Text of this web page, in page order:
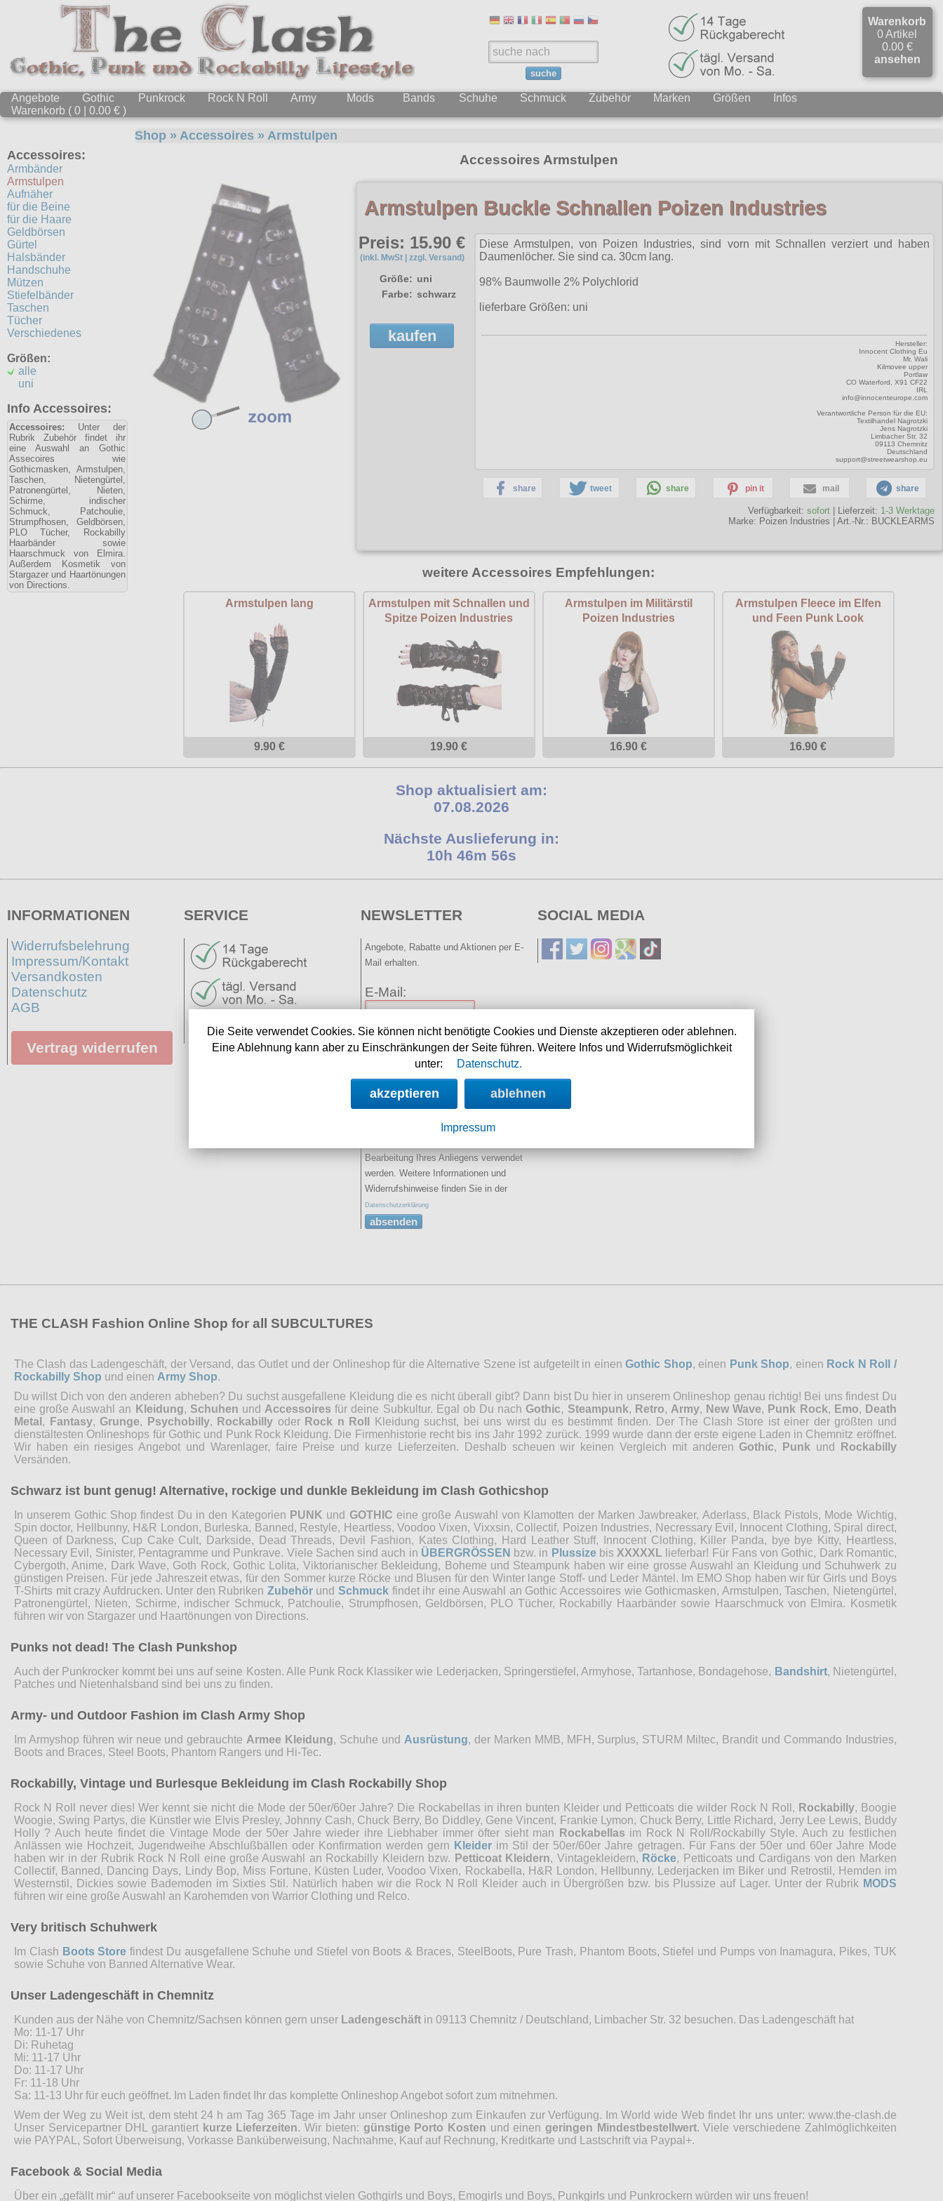
suche
Warenkorb
0 Artikel
0.00 €
ansehen
Angebote Gothic Punkrock Rock N Roll Army Mods Bands Schuhe Schmuck Zubehör Marken Größen
Infos
Warenkorb ( 0 | 0.00 € )
Accessoires:
Armbänder
Armstulpen
Aufnäher
für die Beine
für die Haare
Geldbörsen
Gürtel
Halsbänder
Handschuhe
Mützen
Stiefelbänder
Taschen
Tücher
Verschiedenes
Größen:
alle
uni
Info Accessoires:
Accessoires: Unter der
Rubrik Zubehör findet ihr
eine Auswahl an Gothic
Assecoires wie
Gothicmasken, Armstulpen,
Taschen, Nietengürtel,
Patronengürtel, Nieten,
Schirme, indischer
Schmuck, Patchoulie,
Strumpfhosen, Geldbörsen,
PLO Tücher, Rockabilly
Haarbänder sowie
Haarschmuck von Elmira.
Außerdem Kosmetik von
Stargazer und Haartönungen
von Directions.
Shop » Accessoires » Armstulpen
Accessoires Armstulpen
Armstulpen Buckle Schnallen Poizen Industries
Preis: 15.90 €
(inkl. MwSt | zzgl. Versand)
Größe: uni
Farbe: schwarz
kaufen
Diese Armstulpen, von Poizen Industries, sind vorn mit Schnallen verziert und haben
Daumenlöcher. Sie sind ca. 30cm lang.
98% Baumwolle 2% Polychlorid
lieferbare Größen: uni
Hersteller:
Innocent Clothing Eu
Mr. Wali
Kilmovee upper
Portlaw
CO Waterford, X91 CF22
IRL
info@innocenteurope.com
Verantwortliche Person für die EU:
Textilhandel Nagrotzki
Jens Nagrotzki
Limbacher Str. 32
09113 Chemnitz
Deutschland
support@streetwearshop.eu
share tweet share pin it mail share
Verfügbarkeit: sofort | Lieferzeit: 1-3 Werktage
Marke: Poizen Industries Art.-Nr.: BUCKLEARMS
weitere Accessoires Empfehlungen:
Armstulpen lang
9.90 €
Armstulpen mit Schnallen und
Spitze Poizen Industries
19.90 €
Armstulpen im Militärstil
Poizen Industries
16.90 €
Armstulpen Fleece im Elfen
und Feen Punk Look
16.90 €
Shop aktualisiert am:
07.08.2026
Nächste Auslieferung in:
10h 46m 56s
INFORMATIONEN
Widerrufsbelehrung
Impressum/Kontakt
Versandkosten
Datenschutz
AGB
Vertrag widerrufen
SERVICE
Links
NEWSLETTER
Angebote, Rabatte und Aktionen per E-
Mail erhalten.
E-Mail:
Name:(optional)
Spamschutz:
(Ergebnis
2+5=
Sie erklären sich damit
Bearbeitung Ihres Anliegens verwendet
werden. Weitere Informationen und
Widerrufshinweise finden Sie in der
Datenschutzerklärung
absenden
SOCIAL MEDIA
THE CLASH Fashion Online Shop for all SUBCULTURES
The Clash das Ladengeschäft, der Versand, das Outlet und der Onlineshop für die Alternative Szene ist aufgeteilt in einenGothic Shop, einen Punk Shop, einen Rock N Roll /
Rockabilly Shop und einen Army Shop.
Du willst Dich von den anderen abheben? Du suchst ausgefallene Kleidung die es nicht überall gibt? Dann bist Du hier in unserem Onlineshop genau richtig! Bei uns findest Du
eine große Auswahl an Kleidung, Schuhen und Accessoires für deine Subkultur. Egal ob Du nach Gothic, Steampunk, Retro, Army, New Wave, Punk Rock, Emo, Death
Metal , Fantasy, Grunge, Psychobilly, Rockabilly oder Rock n Roll
Kleidung suchst, bei uns wirst du es bestimmt finden. Der The Clash Store ist einer der größten und
dienstältesten Onlineshops für Gothic und Punk Rock Kleidung. Die Firmenhistorie recht bis ins Jahr 1992 zurück. 1999 wurde dann der erste eigene Laden in Chemnitz eröffnet.
Wir haben ein riesiges Angebot und Warenlager, faire Preise und kurze Lieferzeiten. Deshalb scheuen wir keinen Vergleich mit anderen Gothic, Punk und
Rockabilly
Versänden.
Schwarz ist bunt genug! Alternative, rockige und dunkle Bekleidung im Clash Gothicshop
In unserem Gothic Shop findest Du in den Kategorien PUNK und GOTHIC eine große Auswahl von Klamotten der Marken Jawbreaker, Aderlass, Black Pistols, Mode Wichtig,
Spin doctor, Hellbunny, H&R London, Burleska, Banned, Restyle, Heartless, Voodoo Vixen, Vixxsin, Collectif, Poizen Industries, Necressary Evil, Innocent Clothing, Spiral direct,
Queen of Darkness, Cup Cake Cult, Darkside, Dead Threads, Devil Fashion, Kates Clothing, Hard Leather Stuff, Innocent Clothing, Killer Panda, bye bye Kitty, Heartless,
Necessary Evil, Sinister, Pentagramme und Punkrave. Viele Sachen sind auch in ÜBERGRÖSSEN bzw. in Plussizebis XXXXXL lieferbar! Für Fans von Gothic, Dark Romantic,
Cybergoth, Anime, Dark Wave, Goth Rock, Gothic Lolita, Viktorianischer Bekleidung, Boheme und Steampunk haben wir eine grosse Auswahl an Kleidung und Schuhwerk zu
günstigen Preisen. Für jede Jahreszeit etwas, für den Sommer kurze Röcke und Blusen für den Winter lange Stoff- und Leder Mäntel. Im EMO Shop haben wir für Girls und Boys
T-Shirts mit crazy Aufdrucken. Unter den Rubriken ZubehörundSchmuck findet ihr eine Auswahl an Gothic Accessoires wie Gothicmasken, Armstulpen, Taschen, Nietengürtel,
Patronengürtel, Nieten, Schirme, indischer Schmuck, Patchoulie, Strumpfhosen, Geldbörsen, PLO Tücher, Rockabilly Haarbänder sowie Haarschmuck von Elmira. Kosmetik
führen wir von Stargazer und Haartönungen von Directions.
Punks not dead! The Clash Punkshop
Auch der Punkrocker kommt bei uns auf seine Kosten. Alle Punk Rock Klassiker wie Lederjacken, Springerstiefel, Armyhose, Tartanhose, Bondagehose, Bandshirt, Nietengürtel,
Patches und Nietenhalsband sind bei uns zu finden.
Army- und Outdoor Fashion im Clash Army Shop
Im Armyshop führen wir neue und gebrauchte Armee Kleidung, Schuhe und Ausrüstung, der Marken MMB, MFH, Surplus, STURM Miltec, Brandit und Commando Industries,
Boots and Braces, Steel Boots, Phantom Rangers und Hi-Tec.
Rockabilly, Vintage und Burlesque Bekleidung im Clash Rockabilly Shop
Rock N Roll never dies! Wer kennt sie nicht die Mode der 50er/60er Jahre? Die Rockabellas in ihren bunten Kleider und Petticoats die wilder Rock N Roll, Rockabilly, Boogie
Woogie, Swing Partys, die Künstler wie Elvis Presley, Johnny Cash, Chuck Berry, Bo Diddley, Gene Vincent, Frankie Lymon, Chuck Berry, Little Richard, Jerry Lee Lewis, Buddy
Holly ? Auch heute findet die Vintage Mode der 50er Jahre wieder ihre Liebhaber immer öfter sieht man
Rockabellas im Rock N Roll/Rockabilly Style. Auch zu festlichen
Anlässen wie Hochzeit, Jugendweihe Abschlußbällen oder Konfirmation werden gern Kleider im Stil der 50er/60er Jahre getragen. Für Fans der 50er und 60er Jahre Mode
haben wir in der Rubrik Rock N Roll eine große Auswahl an Rockabilly Kleidern bzw. Petticoat Kleidern, Vintagekleidern, Röcke, Petticoats und Cardigans von den Marken
Collectif, Banned, Dancing Days, Lindy Bop, Miss Fortune, Küsten Luder, Voodoo Vixen, Rockabella, H&R London, Hellbunny, Lederjacken im Biker und Retrostil, Hemden im
Westernstil, Dickies sowie Bademoden im Sixties Stil. Natürlich haben wir die Rock N Roll Kleider auch in Übergrößen bzw. bis Plussize auf Lager. Unter der Rubrik MODS
führen wir eine große Auswahl an Karohemden von Warrior Clothing und Relco.
Very britisch Schuhwerk
Im Clash Boots Store findest Du ausgefallene Schuhe und Stiefel von Boots & Braces, SteelBoots, Pure Trash, Phantom Boots, Stiefel und Pumps von Inamagura, Pikes, TUK
sowie Schuhe von Banned Alternative Wear.
Unser Ladengeschäft in Chemnitz
Kunden aus der Nähe von Chemnitz/Sachsen können gern unser Ladengeschäft in 09113 Chemnitz / Deutschland, Limbacher Str. 32 besuchen. Das Ladengeschäft hat
Mo: 11-17 Uhr
Di: Ruhetag
Mi: 11-17 Uhr
Do: 11-17 Uhr
Fr: 11-18 Uhr
Sa: 11-13 Uhr für euch geöffnet. Im Laden findet Ihr das komplette Onlineshop Angebot sofort zum mitnehmen.
Wem der Weg zu Weit ist, dem steht 24 h am Tag 365 Tage im Jahr unser Onlineshop zum Einkaufen zur Verfügung. Im World wide Web findet Ihr uns unter: www.the-clash.de
Unser Servicepartner DHL garantiert kurze Lieferzeiten. Wir bieten: günstige Porto Kosten und einengeringen Mindestbestellwert. Viele verschiedene Zahlmöglichkeiten
wie PAYPAL, Sofort Überweisung, Vorkasse Banküberweisung, Nachnahme, Kauf auf Rechnung, Kreditkarte und Lastschrift via Paypal+.
Facebook & Social Media
Über ein „gefällt mir“ auf unserer Facebookseite von möglichst vielen Gothgirls und Boys, Emogirls und Boys, Punkgirls und Punkrockern würden wir uns freuen!
Die Seite verwendet Cookies. Sie können nicht benötigte Cookies und Dienste akzeptieren oder ablehnen.
Eine Ablehnung kann aber zu Einschränkungen der Seite führen. Weitere Infos und Widerrufsmöglichkeit
unter:
Datenschutz.
akzeptieren ablehnen
Impressum